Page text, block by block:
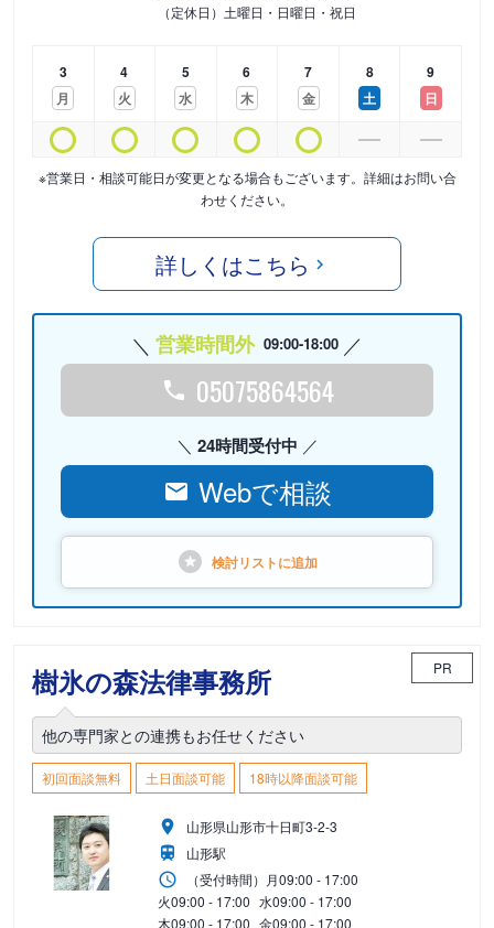
（定休日）土曜日・日曜日・祝日
3
月
4
火
5
水
6
木
7
金
8
土
9
日
※営業日・相談可能日が変更となる場合もございます。詳細はお問い合
わせください。
詳しくはこちら
営業時間外 09:00-18:00
05075864564
24時間受付中
Webで相談
検討リストに追加
樹氷の森法律事務所 PR
他の専門家との連携もお任せください
初回面談無料 土日面談可能 18時以降面談可能
山形県山形市十日町3-2-3
山形駅
（受付時間） 月09:00 - 17:00
火09:00 - 17:00 水09:00 - 17:00
木09:00 - 17:00 金09:00 - 17:00